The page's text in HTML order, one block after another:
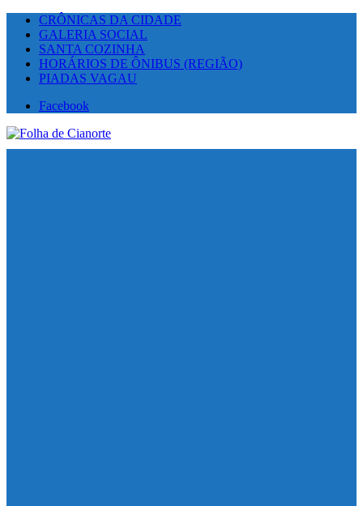
CRÔNICAS DA CIDADE
GALERIA SOCIAL
SANTA COZINHA
HORÁRIOS DE ÔNIBUS (REGIÃO)
PIADAS VAGAU
Facebook